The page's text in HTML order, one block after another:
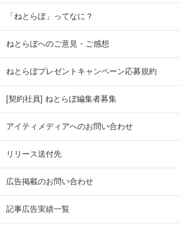
「ねとらぼ」ってなに？
ねとらぼへのご意見・ご感想
ねとらぼプレゼントキャンペーン応募規約
[契約社員] ねとらぼ編集者募集
アイティメディアへのお問い合わせ
リリース送付先
広告掲載のお問い合わせ
記事広告実績一覧